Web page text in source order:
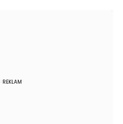
REKLAM